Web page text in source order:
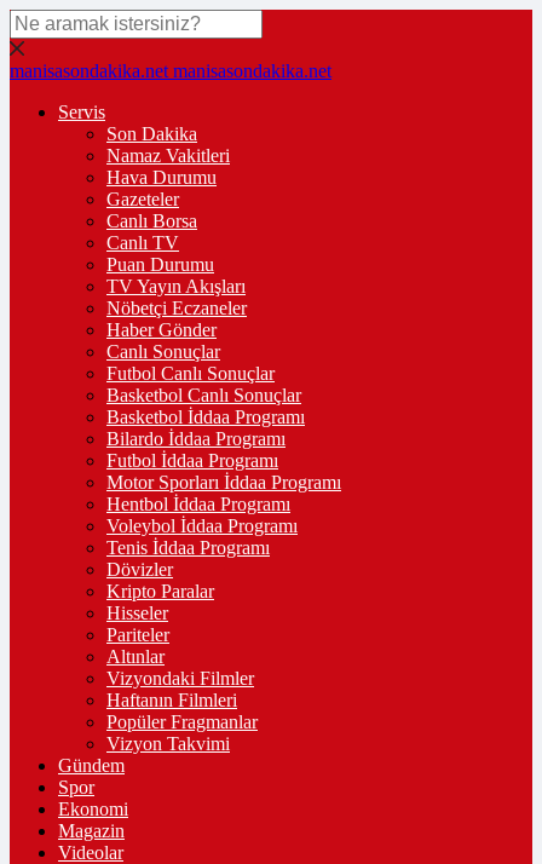
manisasondakika.net manisasondakika.net
Servis
Son Dakika
Namaz Vakitleri
Hava Durumu
Gazeteler
Canlı Borsa
Canlı TV
Puan Durumu
TV Yayın Akışları
Nöbetçi Eczaneler
Haber Gönder
Canlı Sonuçlar
Futbol Canlı Sonuçlar
Basketbol Canlı Sonuçlar
Basketbol İddaa Programı
Bilardo İddaa Programı
Futbol İddaa Programı
Motor Sporları İddaa Programı
Hentbol İddaa Programı
Voleybol İddaa Programı
Tenis İddaa Programı
Dövizler
Kripto Paralar
Hisseler
Pariteler
Altınlar
Vizyondaki Filmler
Haftanın Filmleri
Popüler Fragmanlar
Vizyon Takvimi
Gündem
Spor
Ekonomi
Magazin
Videolar